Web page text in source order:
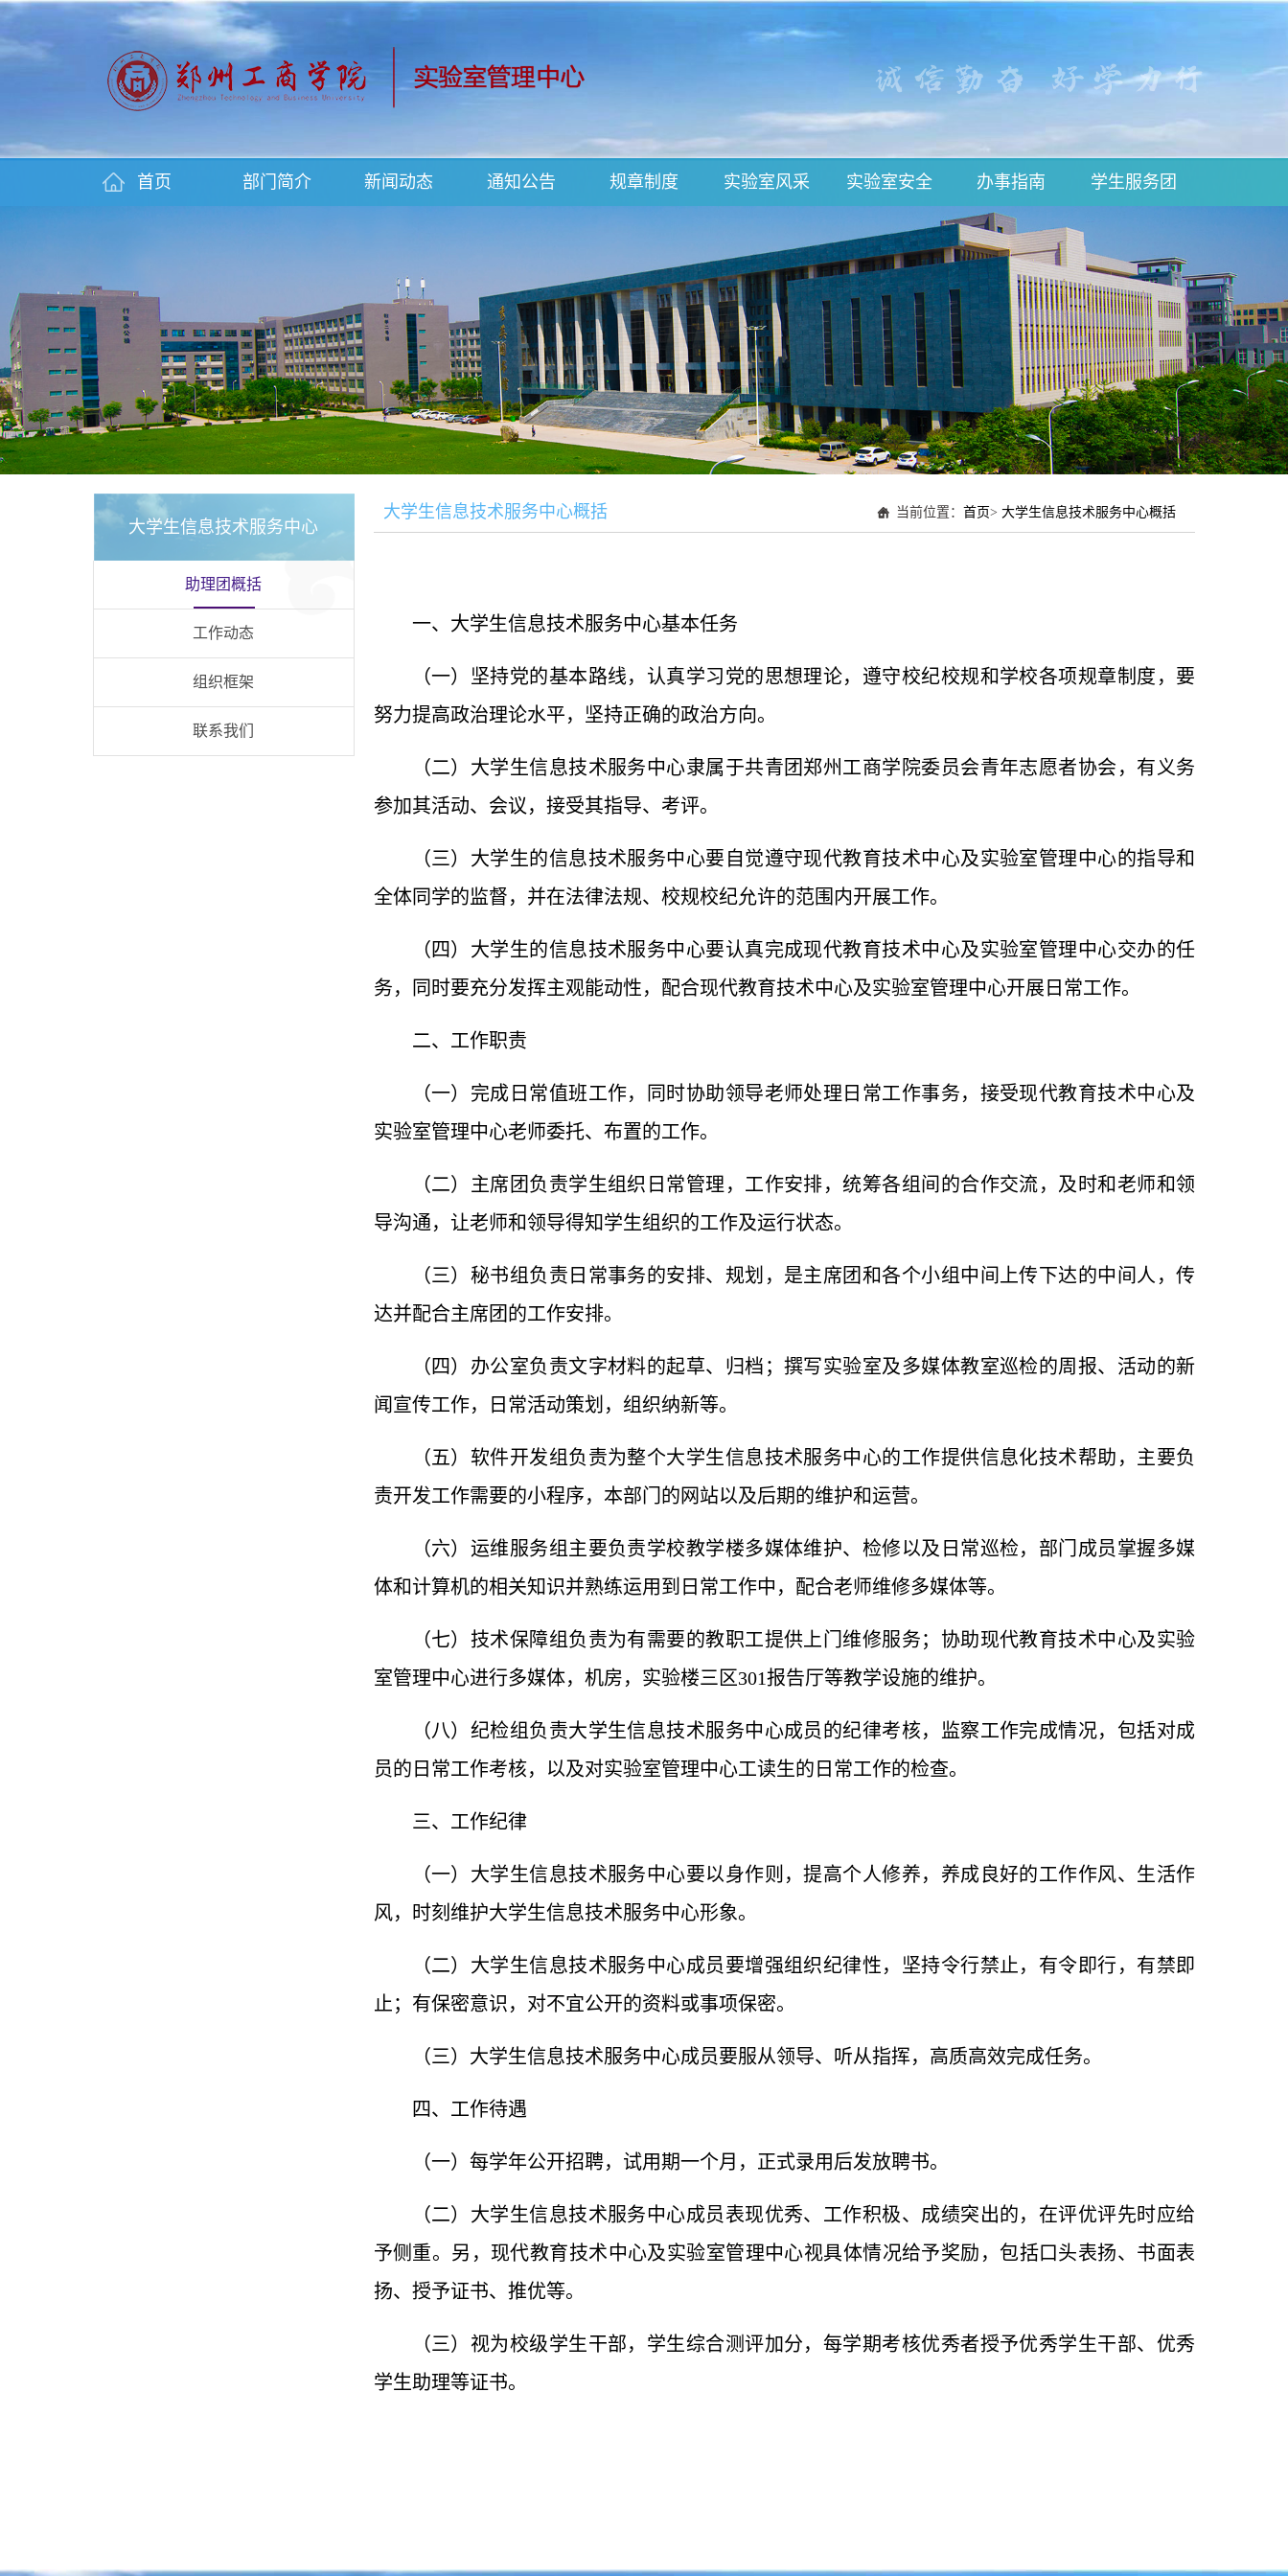
首页 部门简介 新闻动态 通知公告 规章制度 实验室风采 实验室安全 办事指南 学生服务团
大学生信息技术服务中心
助理团概括
工作动态
组织框架
联系我们
大学生信息技术服务中心概括 当前位置： 首页> 大学生信息技术服务中心概括
一、大学生信息技术服务中心基本任务
（一）坚持党的基本路线，认真学习党的思想理论，遵守校纪校规和学校各项规章制度，要
努力提高政治理论水平，坚持正确的政治方向。
（二）大学生信息技术服务中心隶属于共青团郑州工商学院委员会青年志愿者协会，有义务
参加其活动、会议，接受其指导、考评。
（三）大学生的信息技术服务中心要自觉遵守现代教育技术中心及实验室管理中心的指导和
全体同学的监督，并在法律法规、校规校纪允许的范围内开展工作。
（四）大学生的信息技术服务中心要认真完成现代教育技术中心及实验室管理中心交办的任
务，同时要充分发挥主观能动性，配合现代教育技术中心及实验室管理中心开展日常工作。
二、工作职责
（一）完成日常值班工作，同时协助领导老师处理日常工作事务，接受现代教育技术中心及
实验室管理中心老师委托、布置的工作。
（二）主席团负责学生组织日常管理，工作安排，统筹各组间的合作交流，及时和老师和领
导沟通，让老师和领导得知学生组织的工作及运行状态。
（三）秘书组负责日常事务的安排、规划，是主席团和各个小组中间上传下达的中间人，传
达并配合主席团的工作安排。
（四）办公室负责文字材料的起草、归档；撰写实验室及多媒体教室巡检的周报、活动的新
闻宣传工作，日常活动策划，组织纳新等。
（五）软件开发组负责为整个大学生信息技术服务中心的工作提供信息化技术帮助，主要负
责开发工作需要的小程序，本部门的网站以及后期的维护和运营。
（六）运维服务组主要负责学校教学楼多媒体维护、检修以及日常巡检，部门成员掌握多媒
体和计算机的相关知识并熟练运用到日常工作中，配合老师维修多媒体等。
（七）技术保障组负责为有需要的教职工提供上门维修服务；协助现代教育技术中心及实验
室管理中心进行多媒体，机房，实验楼三区301报告厅等教学设施的维护。
（八）纪检组负责大学生信息技术服务中心成员的纪律考核，监察工作完成情况，包括对成
员的日常工作考核，以及对实验室管理中心工读生的日常工作的检查。
三、工作纪律
（一）大学生信息技术服务中心要以身作则，提高个人修养，养成良好的工作作风、生活作
风，时刻维护大学生信息技术服务中心形象。
（二）大学生信息技术服务中心成员要增强组织纪律性，坚持令行禁止，有令即行，有禁即
止；有保密意识，对不宜公开的资料或事项保密。
（三）大学生信息技术服务中心成员要服从领导、听从指挥，高质高效完成任务。
四、工作待遇
（一）每学年公开招聘，试用期一个月，正式录用后发放聘书。
（二）大学生信息技术服务中心成员表现优秀、工作积极、成绩突出的，在评优评先时应给
予侧重。另，现代教育技术中心及实验室管理中心视具体情况给予奖励，包括口头表扬、书面表
扬、授予证书、推优等。
（三）视为校级学生干部，学生综合测评加分，每学期考核优秀者授予优秀学生干部、优秀
学生助理等证书。